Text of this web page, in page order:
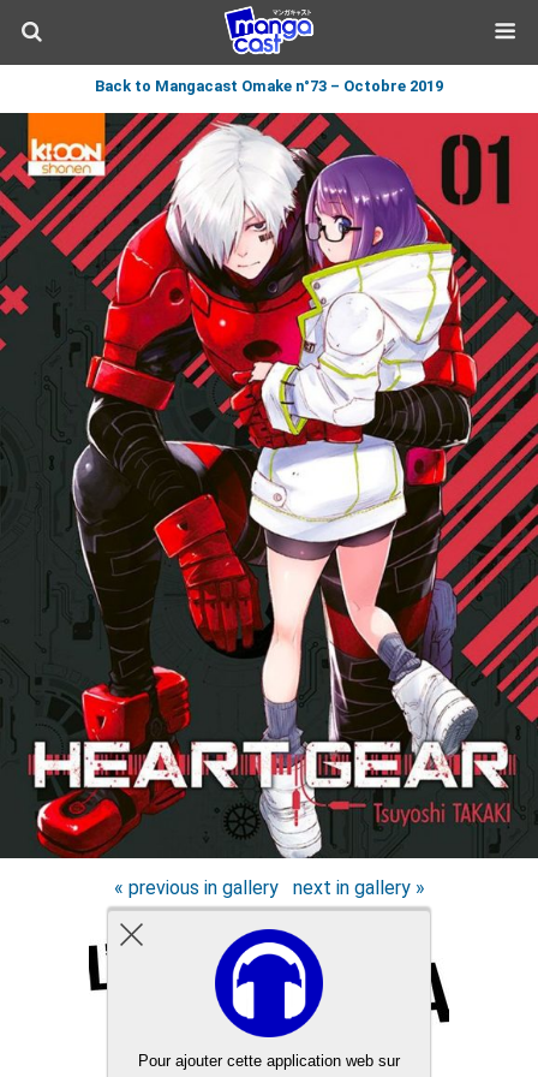
Back to Mangacast Omake n°73 – Octobre 2019
« previous in gallery next in gallery »